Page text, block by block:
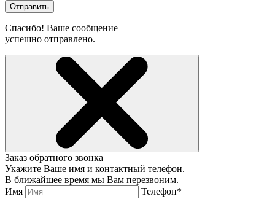
Отправить
Спасибо! Ваше сообщение
успешно отправлено.
Заказ обратного звонка
Укажите Ваше имя и контактный телефон.
В ближайшее время мы Вам перезвоним.
Имя
Телефон*